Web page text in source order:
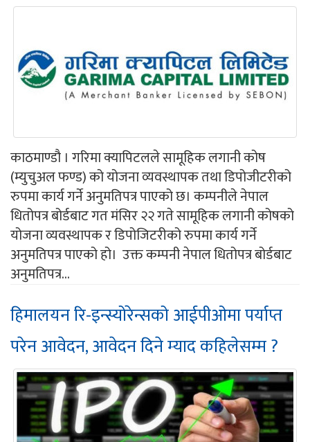
काठमाण्डौ । गरिमा क्यापिटलले सामूहिक लगानी कोष
(म्युचुअल फण्ड) को योजना व्यवस्थापक तथा डिपोजीटरीको
रुपमा कार्य गर्ने अनुमतिपत्र पाएको छ। कम्पनीले नेपाल
धितोपत्र बोर्डबाट गत मंसिर २२ गते सामूहिक लगानी कोषको
योजना व्यवस्थापक र डिपोजिटरीको रुपमा कार्य गर्ने
अनुमतिपत्र पाएको हो। उक्त कम्पनी नेपाल धितोपत्र बोर्डबाट
अनुमतिपत्र...
हिमालयन रि-इन्स्योरेन्सको आईपीओमा पर्याप्त
परेन आवेदन, आवेदन दिने म्याद कहिलेसम्म ?